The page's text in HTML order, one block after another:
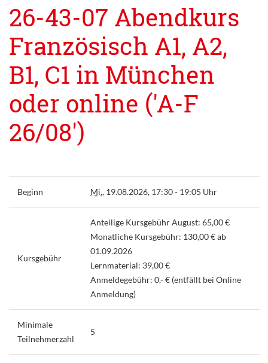
26-43-07 Abendkurs
Französisch A1, A2,
B1, C1 in München
oder online ('A-F
26/08')
Beginn Mi., 19.08.2026, 17:30 - 19:05 Uhr
Kursgebühr
Anteilige Kursgebühr August: 65,00 €
Monatliche Kursgebühr: 130,00 € ab
01.09.2026
Lernmaterial: 39,00 €
Anmeldegebühr: 0,- € (entfällt bei Online
Anmeldung)
Minimale
Teilnehmerzahl
5